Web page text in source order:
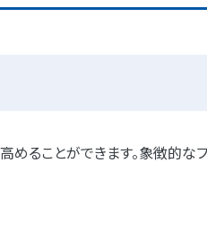
ることができます。象徴的な